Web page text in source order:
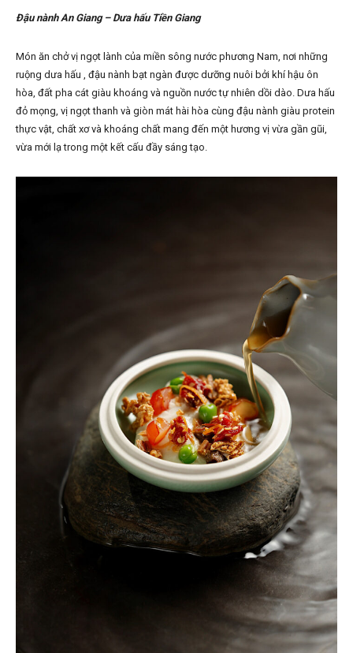
Đậu nành An Giang – Dưa hấu Tiền Giang
Món ăn chở vị ngọt lành của miền sông nước phương Nam, nơi những
ruộng dưa hấu , đậu nành bạt ngàn được dưỡng nuôi bởi khí hậu ôn
hòa, đất pha cát giàu khoáng và nguồn nước tự nhiên dồi dào. Dưa hấu
đỏ mọng, vị ngọt thanh và giòn mát hài hòa cùng đậu nành giàu protein
thực vật, chất xơ và khoáng chất mang đến một hương vị vừa gần gũi,
vừa mới lạ trong một kết cấu đầy sáng tạo.